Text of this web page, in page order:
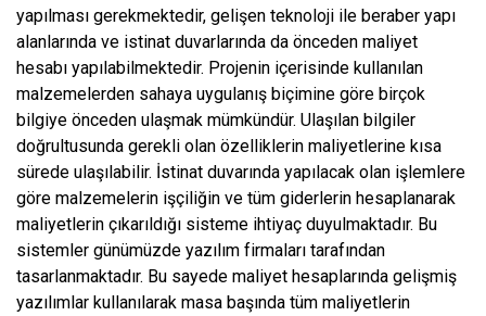
yapılması gerekmektedir, gelişen teknoloji ile beraber yapı
alanlarında ve istinat duvarlarında da önceden maliyet
hesabı yapılabilmektedir. Projenin içerisinde kullanılan
malzemelerden sahaya uygulanış biçimine göre birçok
bilgiye önceden ulaşmak mümkündür. Ulaşılan bilgiler
doğrultusunda gerekli olan özelliklerin maliyetlerine kısa
sürede ulaşılabilir. İstinat duvarında yapılacak olan işlemlere
göre malzemelerin işçiliğin ve tüm giderlerin hesaplanarak
maliyetlerin çıkarıldığı sisteme ihtiyaç duyulmaktadır. Bu
sistemler günümüzde yazılım firmaları tarafından
tasarlanmaktadır. Bu sayede maliyet hesaplarında gelişmiş
yazılımlar kullanılarak masa başında tüm maliyetlerin